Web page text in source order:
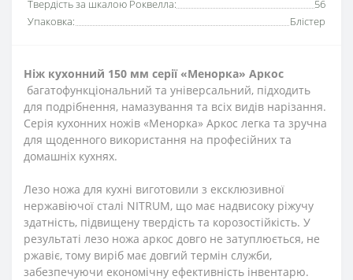
Твердість за шкалою Роквелла:
56
Упаковка:
Блістер
Ніж кухонний 150 мм серії «Менорка» Аркос
багатофункціональний та універсальний, підходить
для подрібнення, намазування та всіх видів нарізання.
Серія кухонних ножів «Менорка» Аркос легка та зручна
для щоденного використання на професійних та
домашніх кухнях.
Лезо ножа для кухні виготовили з ексклюзивної
нержавіючої сталі NITRUM, що має надвисоку ріжучу
здатність, підвищену твердість та корозостійкість. У
результаті лезо ножа аркос довго не затуплюється, не
ржавіє, тому виріб має довгий термін служби,
забезпечуючи економічну ефективність інвентарю.